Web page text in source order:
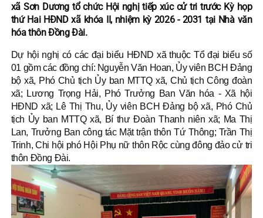
xã Sơn Dương tổ chức Hội nghị tiếp xúc cử tri trước Kỳ họp
thứ Hai HĐND xã khóa II, nhiệm kỳ 2026 - 2031 tại Nhà văn
hóa thôn Đồng Đài.
Dự hội nghị có các đại biểu HĐND xã thuộc Tổ đại biểu số
01 gồm các đồng chí: Nguyễn Văn Hoan, Ủy viên BCH Đảng
bộ xã, Phó Chủ tịch Ủy ban MTTQ xã, Chủ tịch Công đoàn
xã; Lương Trọng Hải, Phó Trưởng Ban Văn hóa - Xã hội
HĐND xã; Lê Thị Thu, Ủy viên BCH Đảng bộ xã, Phó Chủ
tịch Ủy ban MTTQ xã, Bí thư Đoàn Thanh niên xã; Ma Thị
Lan, Trưởng Ban công tác Mặt trận thôn Tứ Thông; Trần Thị
Trinh, Chi hội phó Hội Phụ nữ thôn Rộc cùng đông đảo cử tri
thôn Đồng Đài.